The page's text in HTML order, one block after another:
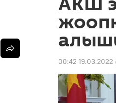
00:42 19.03.2022